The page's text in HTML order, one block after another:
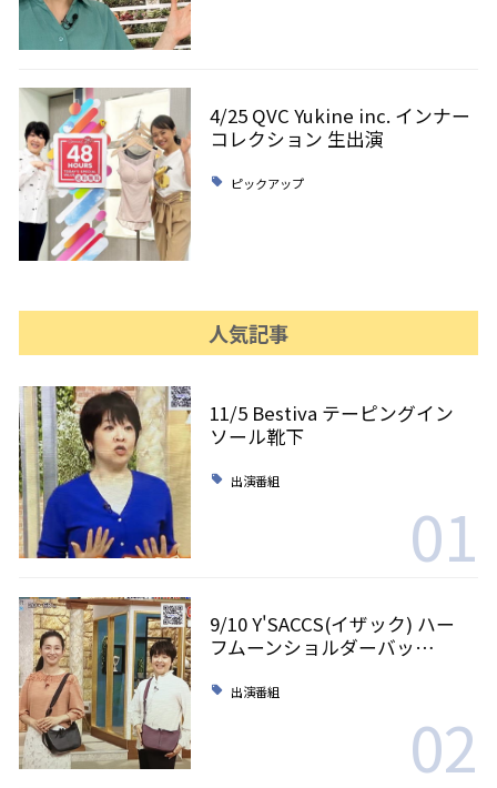
4/25 QVC Yukine inc. インナー
コレクション 生出演
ピックアップ
人気記事
11/5 Bestiva テーピングイン
ソール靴下
出演番組
01
9/10 Y'SACCS(イザック) ハー
フムーンショルダーバッ…
出演番組
02